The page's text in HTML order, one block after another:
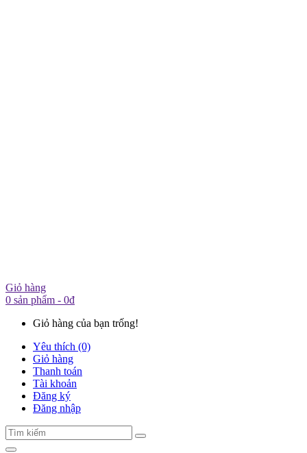
Giỏ hàng
0 sản phẩm - 0đ
Giỏ hàng của bạn trống!
Yêu thích (0)
Giỏ hàng
Thanh toán
Tài khoản
Đăng ký
Đăng nhập